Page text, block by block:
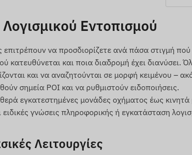
Ιρλανδία, Νήσος του Μαν,
Λιχτενστάιν, Λιθουανία,
Μονσεράτ, Ολλανδία,
Περού, Φιλιππίνες, Πολωνία,
και Γρεναδίνες, Σερβία,
Τυνησία, Τουρκία, Νήσοι
Κονγκ
χρησιμοποιώντας κάρτα micro
Εντοπισμού
να προσδιορίζετε ανά πάσα στιγμή
κατευθύνεται και ποια διαδρομή έχει
και να αναζητούνται σε μορφή κειμένου –
σημεία POI και να ρυθμιστούν ειδοποιήσεις.
εγκατεστημένες μονάδες οχήματος έως
γνώσεις πληροφορικής ή εγκατάσταση
Λειτουργίες